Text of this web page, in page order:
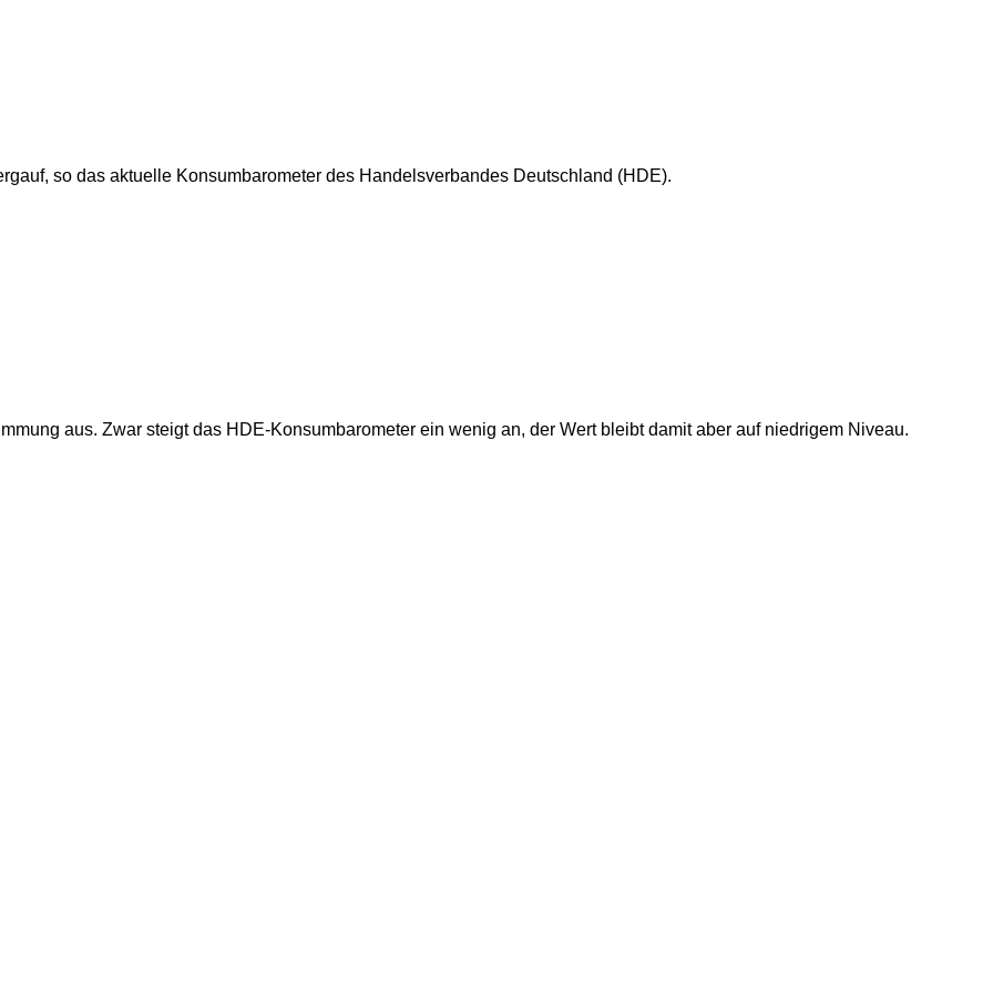
so das aktuelle Konsumbarometer des Handelsverbandes Deutschland (HDE).
aus. Zwar steigt das HDE-Konsumbarometer ein wenig an, der Wert bleibt damit aber auf niedrigem Niveau.